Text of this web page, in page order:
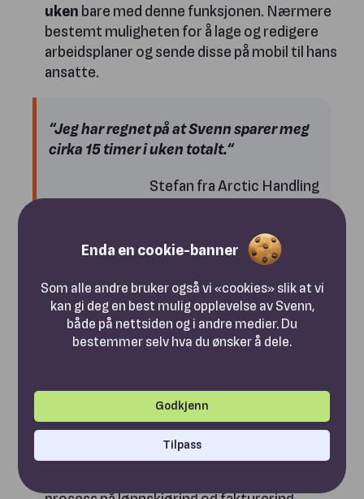
uken bare med denne funksjonen. Nærmere
bestemt muligheten for å lage og redigere
arbeidsplaner og sende disse på mobil til hans
ansatte.
“Jeg har regnet på at Svenn sparer meg
cirka 15 timer i uken totalt.“
Stefan fra Arctic Handling
Kommunikasjon og Dokumentasjon:
avvikshåndtering, fil- og bildeopplastning.
Dokumentasjonen samles på ett sted og gjør
det lett å finne frem senere går ofte igjen i
kundesamtaler som en massiv
Integrasjoner:Svenn har mange
med regnskapssystemer som
Tripletex, Poweroffice GO, Visma
eAccounting og flere - som for alvor kutter
Enda en cookie-banner
Som alle andre bruker også vi «cookies» slik at vi
kan gi deg en best mulig opplevelse av Svenn,
både på nettsiden og i andre medier. Du
bestemmer selv hva du ønsker å dele.
Godkjenn
Tilpass